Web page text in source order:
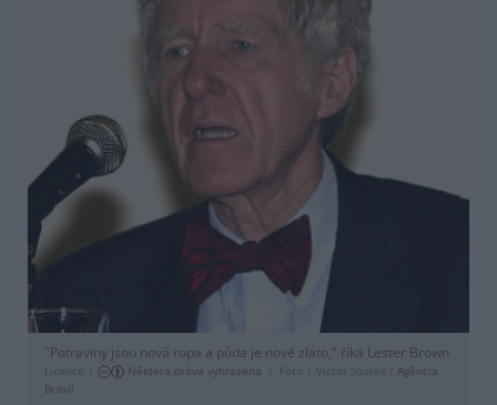
"Potraviny jsou nová ropa a půda je nové zlato," říká Lester Brown
Licence | Některá práva vyhrazena Foto | Victor Soares / Agência
Brasil